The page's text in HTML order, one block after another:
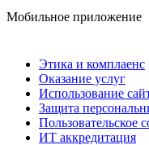
Мобильное приложение
Этика и комплаенс
Оказание услуг
Использование
Защита
Пользовательское
ИТ аккредитация